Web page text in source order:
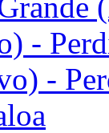
-
-